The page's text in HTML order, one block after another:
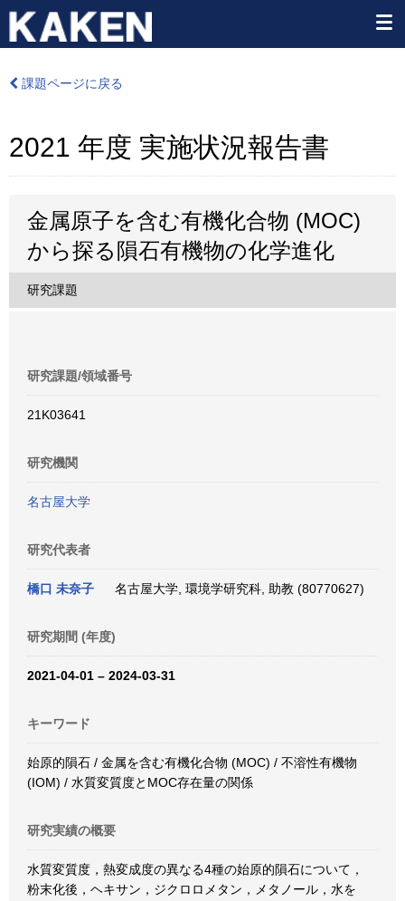
課題ページに戻る
2021 年度 実施状況報告書
金属原子を含む有機化合物 (MOC)
から探る隕石有機物の化学進化
研究課題
研究課題/領域番号
21K03641
研究機関
名古屋大学
研究代表者
橋口 未奈子 名古屋大学, 環境学研究科, 助教 (80770627)
研究期間 (年度)
2021-04-01 – 2024-03-31
キーワード
始原的隕石 / 金属を含む有機化合物 (MOC) / 不溶性有機物
(IOM) / 水質変質度とMOC存在量の関係
研究実績の概要
水質変質度，熱変成度の異なる4種の始原的隕石について，
粉末化後，ヘキサン，ジクロロメタン，メタノール，水を